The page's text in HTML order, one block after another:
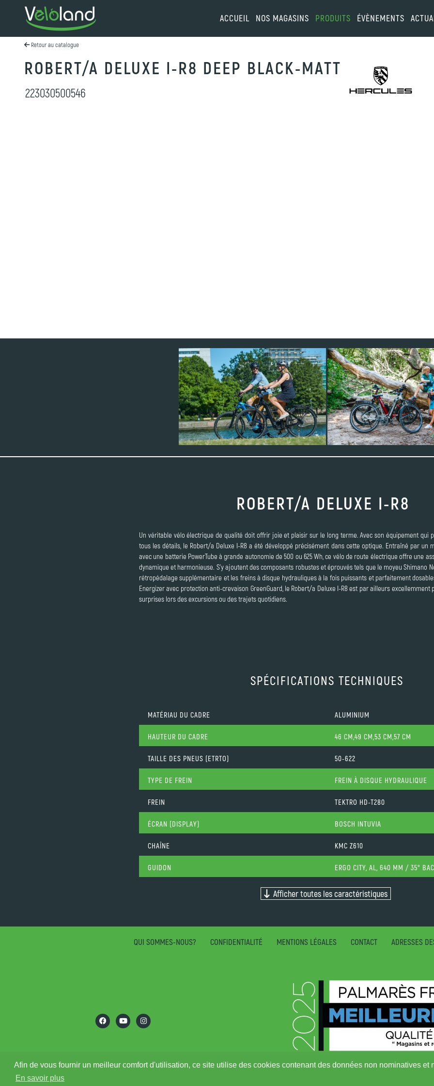
Afin de vous fournir un meilleur comfort d'utilisation, ce site utilise des cookies contenant des données non nominatives et
En savoir plus
ACCUEIL NOS MAGASINS PRODUITS ÉVÈNEMENTS
Retour au catalogue
ROBERT/A DELUXE I-R8 DEEP BLACK-MATT
223030500546
ROBERT/A DELUXE I-R8
Un véritable vélo électrique de qualité doit offrir joie et plaisir sur le long terme. Avec son équipement qui
tous les détails, le Robert/a Deluxe I-R8 a été développé précisément dans cette optique. Entraîné par un
avec une batterie PowerTube à grande autonomie de 500 ou 625 Wh, ce vélo de route électrique offre une
dynamique et harmonieuse. S’y ajoutent des composants robustes et éprouvés tels que le moyeu Shimano
rétropédalage supplémentaire et les freins à disque hydrauliques à la fois puissants et parfaitement
Energizer avec protection anti-crevaison GreenGuard, le Robert/a Deluxe I-R8 est par ailleurs
surprises lors des excursions ou des trajets quotidiens.
SPÉCIFICATIONS TECHNIQUES
MATÉRIAU DU CADRE ALUMINIUM
HAUTEUR DU CADRE 46 CM,49 CM,53 CM,57 CM
TAILLE DES PNEUS (ETRTO) 50-622
TYPE DE FREIN FREIN À DISQUE HYDRAULIQUE
FREIN TEKTRO HD-T280
ÉCRAN (DISPLAY) BOSCH INTUVIA
CHAÎNE KMC Z610
GUIDON ERGO CITY, AL, 640 MM / 35°
Afficher toutes les caractéristiques
QUI SOMMES-NOUS? CONFIDENTIALITÉ MENTIONS LÉGALES CONTACT ADRESSES